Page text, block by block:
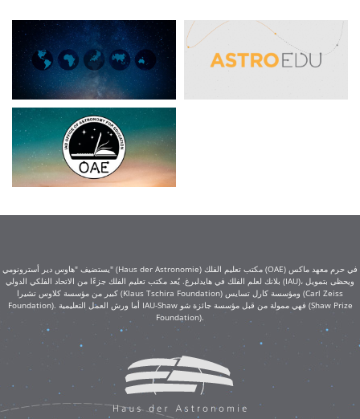
يستضيف "هاوس دير أسترونومي" (Haus der Astronomie) مكتب تعليم الفلك (OAE) في حرم معهد ماكس
بلانك لعلم الفلك في هايدلبرغ. يُعد مكتب تعليم الفلك جزءًا من الاتحاد الفلكي الدولي (IAU)، ويحظى بتمويل
كبير من مؤسسة كلاوس تشيرا (Klaus Tschira Foundation) ومؤسسة كارل تسايس (Carl Zeiss
Foundation). أما ورش العمل التعليمية IAU-Shaw فهي ممولة من قبل مؤسسة جائزة شو (Shaw Prize
Foundation).